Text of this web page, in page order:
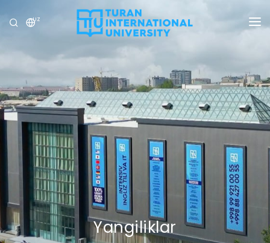
UZ
UNIVERSITET
DASTURLAR
QABUL
TADQIQOT
XALQARO ALOQALAR
YANGILIKLAR
OLIMPIADA
Yangiliklar